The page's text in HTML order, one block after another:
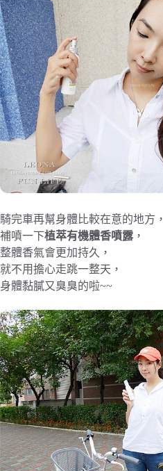
騎完車再幫身體比較在意的地方，
補噴一下植萃有機體香噴露 ，
整體香氣會更加持久，
就不用擔心走跳一整天，
身體黏膩又臭臭的啦~~